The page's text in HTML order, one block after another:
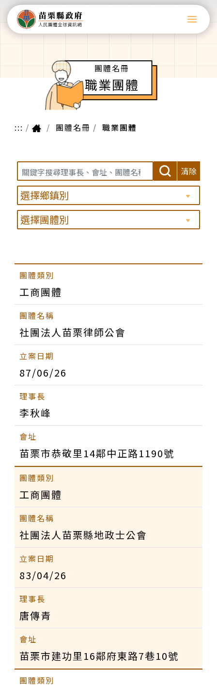
團體名冊
職業團體
::: 團體名冊 職業團體
清除
工商團體
社團法人苗栗律師公會
87/06/26
李秋峰
苗栗市恭敬里14鄰中正路1190號
工商團體
社團法人苗栗縣地政士公會
83/04/26
唐傳青
苗栗市建功里16鄰府東路7巷10號